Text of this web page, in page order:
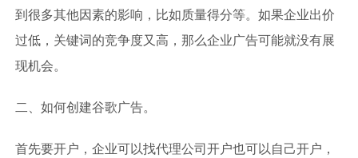
到很多其他因素的影响，比如质量得分等。如果企业出价
过低，关键词的竞争度又高，那么企业广告可能就没有展
现机会。
二、如何创建谷歌广告。
首先要开户，企业可以找代理公司开户也可以自己开户，